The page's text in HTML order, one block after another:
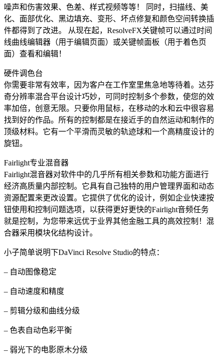
噪声和伤害效果、色差、样式视频等等！ 同时，扫描线、美
化、面部优化、黑边填充、变形、坏点修复和颜色空间转换插
件都得到了改进。 从现在起，ResolveFX关键帧可以通过时间
线曲线编辑器（用于编辑页面）或关键帧面板（用于着色页
面）查看和编辑！
硬件调色台
你需要非常有效率，因为客户在工作室里焦急地等待着。达芬
奇分辨率混合平台设计巧妙，可同时控制多个参数，使您的效
率加倍，创意无限。只要你用鼠标，在移动的水和云中很容易
找到好的作品。所有的控制都是在接近手的自然运动和制作的
顶级材料。它有一个平滑而灵敏的轨迹球和一个高精度设计的
旋钮。
Fairlight专业混音器
Fairlight混音器对软件中的几乎所有相关参数和功能方面进行
经济高质量内部控制。它具有自己独特的用户管理界面和动态
资源配置来更改设置。它提供了优化的设计，例如企业快速按
钮使用和控制问题选项，以获得更好更快的Fairlight音频任务
就是控制，为您带来远优于业界其他金融工具的高效控制！混
合器采用模块化结构设计。
小子简单说明下DaVinci Resolve Studio的特点：
– 自动图像稳定
– 自动速度和精度
– 剪辑分级和曲线分级
– 色表自动色彩平衡
– 弱光下的电影原木分级